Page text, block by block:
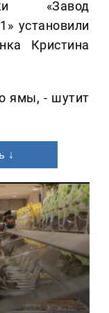
«Завод
установили
Кристина
ямы, - шутит
↓